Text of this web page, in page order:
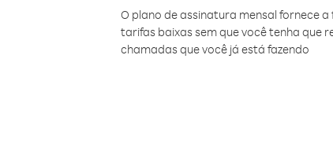
O plano de assinatura mensal fornece
tarifas baixas sem que você tenha que
chamadas que você já está fazendo